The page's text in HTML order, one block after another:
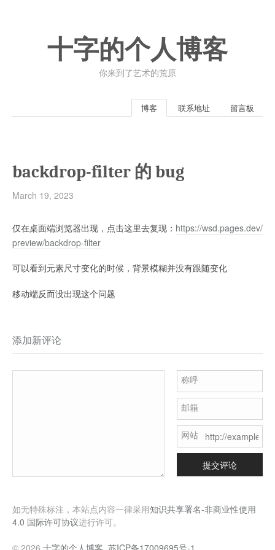
十字的个人博客
你来到了艺术的荒原
博客 联系地址 留言板
backdrop-filter 的 bug
March 19, 2023
仅在桌面端浏览器出现，点击这里去复现： https://wsd.pages.dev/
preview/backdrop-filter
可以看到元素尺寸变化的时候，背景模糊并没有跟随变化
移动端反而没出现这个问题
添加新评论
称呼
邮箱
网站
提交评论
如无特殊标注，本站点内容一律采用知识共享署名-非商业性使用
4.0 国际许可协议进行许可。
© 2026 十字的个人博客 苏ICP备17009695号-1